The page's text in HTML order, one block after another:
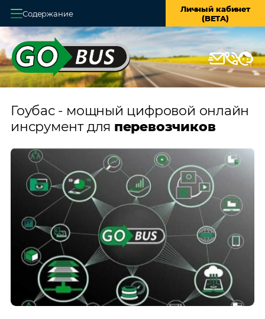
Содержание
Личный кабинет
(BETA)
Главная
О системе
Оплата и доставка
Возврат билетов
Заказ автобуса
Контакты
Гоубас - мощный цифровой онлайн
инсрумент для перевозчиков